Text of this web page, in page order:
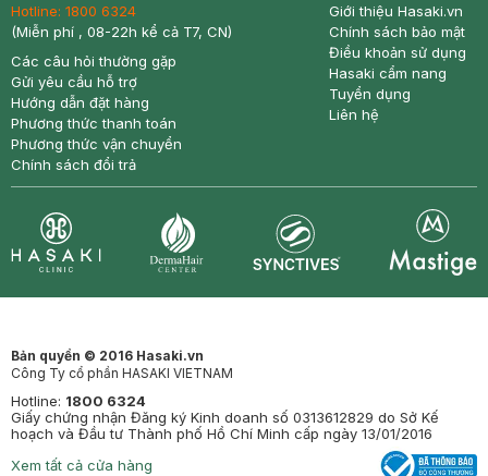
Hotline: 1800 6324
(Miễn phí , 08-22h kể cả T7, CN)
Các câu hỏi thường gặp
Gửi yêu cầu hỗ trợ
Hướng dẫn đặt hàng
Phương thức thanh toán
Phương thức vận chuyển
Chính sách đổi trả
Giới thiệu Hasaki.vn
Chính sách bảo mật
Điều khoản sử dụng
Hasaki cẩm nang
Tuyển dụng
Liên hệ
Bản quyền © 2016 Hasaki.vn
Công Ty cổ phần HASAKI VIETNAM
Hotline: 1800 6324
Giấy chứng nhận Đăng ký Kinh doanh số 0313612829 do Sở Kế
hoạch và Đầu tư Thành phố Hồ Chí Minh cấp ngày 13/01/2016
Xem tất cả cửa hàng